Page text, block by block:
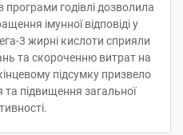
годівлі дозволила
імунної відповіді у
3 жирні кислоти сприяли
та скороченню витрат на
підсумку призвело
та підвищення загальної